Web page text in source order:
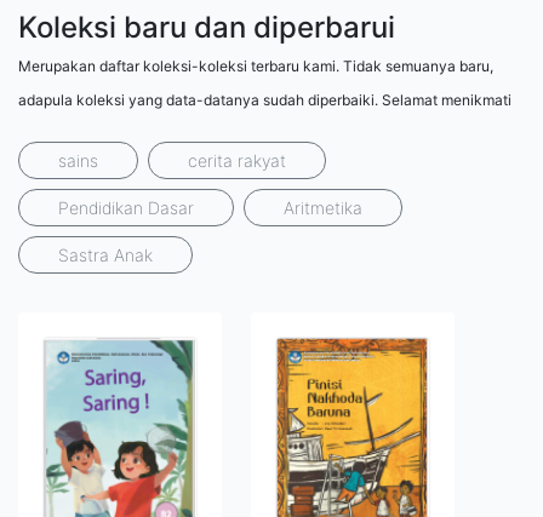
Koleksi baru dan diperbarui
Merupakan daftar koleksi-koleksi terbaru kami. Tidak semuanya baru,
adapula koleksi yang data-datanya sudah diperbaiki. Selamat menikmati
sains cerita rakyat
Pendidikan Dasar Aritmetika
Sastra Anak